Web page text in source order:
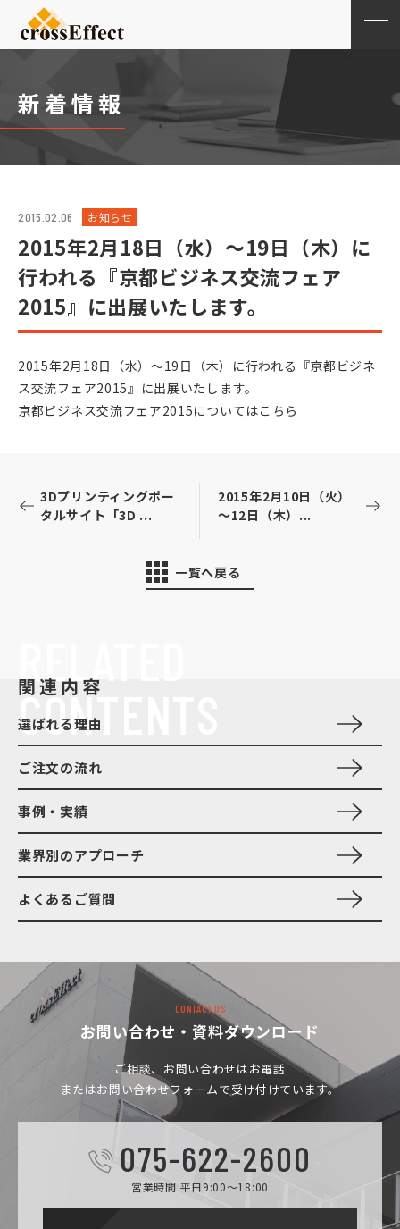
新着情報
2015.02.06 お知らせ
2015年2月18日（水）～19日（木）に
行われる『京都ビジネス交流フェア
2015』に出展いたします。
2015年2月18日（水）～19日（木）に行われる『京都ビジネ
ス交流フェア2015』に出展いたします。
京都ビジネス交流フェア2015についてはこちら
3Dプリンティングポー
タルサイト「3D ...
一覧へ戻る
2015年2月10日（火）
～12日（木）...
CONTENTS
関連内容
選ばれる理由
ご注文の流れ
事例・実績
業界別のアプローチ
よくあるご質問
CONTACT US
お問い合わせ・資料ダウンロード
ご相談、お問い合わせはお電話
またはお問い合わせフォームで受け付けています。
075-622-2600
営業時間 平日9:00～18:00